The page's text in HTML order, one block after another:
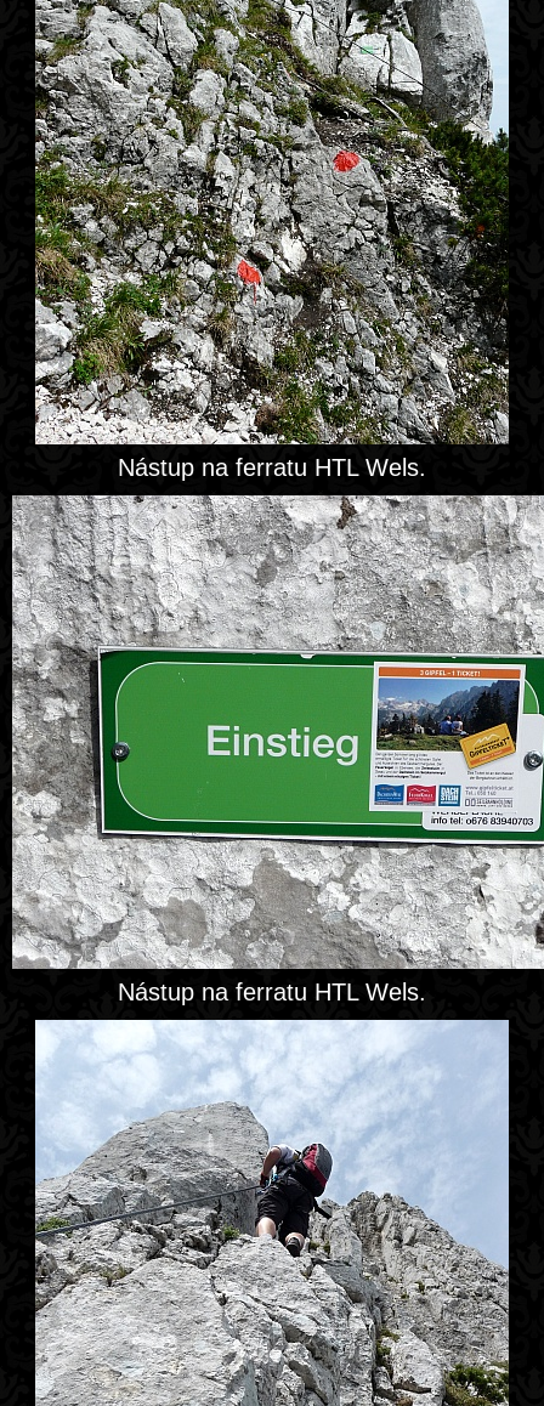
Nástup na ferratu HTL Wels.
Nástup na ferratu HTL Wels.